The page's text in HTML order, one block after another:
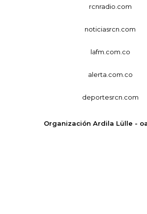
rcnradio.com
noticiasrcn.com
lafm.com.co
alerta.com.co
deportesrcn.com
Organización Ardila Lülle -